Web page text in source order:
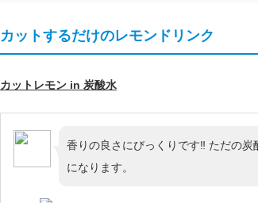
カットするだけのレモンドリンク
カットレモン in 炭酸水
香りの良さにびっくりです‼️ ただの炭
になります。